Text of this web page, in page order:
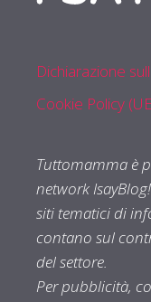
Dichiarazione
Cookie Policy
Tuttomamma è
network
siti tematici di
contano sul
del settore.
Per pubblicità,